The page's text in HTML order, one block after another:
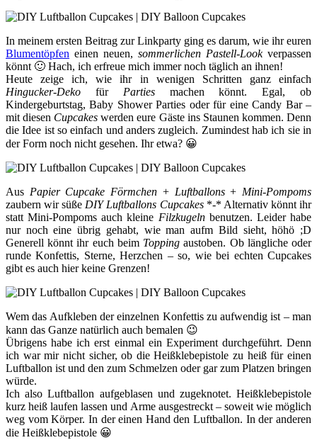
In meinem ersten Beitrag zur Linkparty ging es darum, wie ihr euren
Blumentöpfen einen neuen, sommerlichen Pastell-Lookverpassen
könnt 🙂 Hach, ich erfreue mich immer noch täglich an ihnen!
Heute zeige ich, wie ihr in wenigen Schritten ganz einfach
Hingucker-Deko für Partiesmachen könnt. Egal, ob
Kindergeburtstag, Baby Shower Parties oder für eine Candy Bar –
mit diesen Cupcakes werden eure Gäste ins Staunen kommen. Denn
die Idee ist so einfach und anders zugleich. Zumindest hab ich sie in
der Form noch nicht gesehen. Ihr etwa? 😀
Aus Papier Cupcake Förmchen + Luftballons+Mini-Pompoms
zaubern wir süßeDIY Luftballons Cupcakes*-* Alternativ könnt ihr
statt Mini-Pompoms auch kleine Filzkugelnbenutzen. Leider habe
nur noch eine übrig gehabt, wie man aufm Bild sieht, höhö ;D
Generell könnt ihr euch beim Topping austoben. Ob längliche oder
runde Konfettis, Sterne, Herzchen – so, wie bei echten Cupcakes
gibt es auch hier keine Grenzen!
Wem das Aufkleben der einzelnen Konfettis zu aufwendig ist – man
kann das Ganze natürlich auch bemalen 😉
Übrigens habe ich erst einmal ein Experiment durchgeführt. Denn
ich war mir nicht sicher, ob die Heißklebepistole zu heiß für einen
Luftballon ist und den zum Schmelzen oder gar zum Platzen bringen
würde.
Ich also Luftballon aufgeblasen und zugeknotet. Heißklebepistole
kurz heiß laufen lassen und Arme ausgestreckt – soweit wie möglich
weg vom Körper. In der einen Hand den Luftballon. In der anderen
die Heißklebepistole 😀